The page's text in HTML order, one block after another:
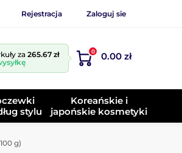
Rejestracja Zaloguj sie
za265.67 zł
0 0.00 zł
stylu
Koreańskie i
japońskie kosmetyki
g)